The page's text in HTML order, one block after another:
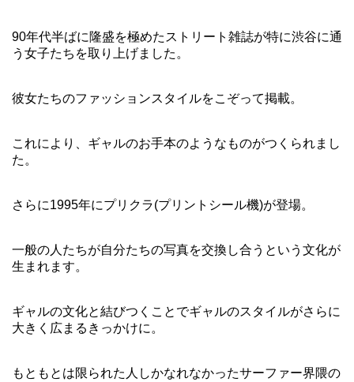
90年代半ばに隆盛を極めたストリート雑誌が特に渋谷に通
う女子たちを取り上げました。
彼女たちのファッションスタイルをこぞって掲載。
これにより、ギャルのお手本のようなものがつくられまし
た。
さらに1995年にプリクラ(プリントシール機)が登場。
一般の人たちが自分たちの写真を交換し合うという文化が
生まれます。
ギャルの文化と結びつくことでギャルのスタイルがさらに
大きく広まるきっかけに。
もともとは限られた人しかなれなかったサーファー界隈の